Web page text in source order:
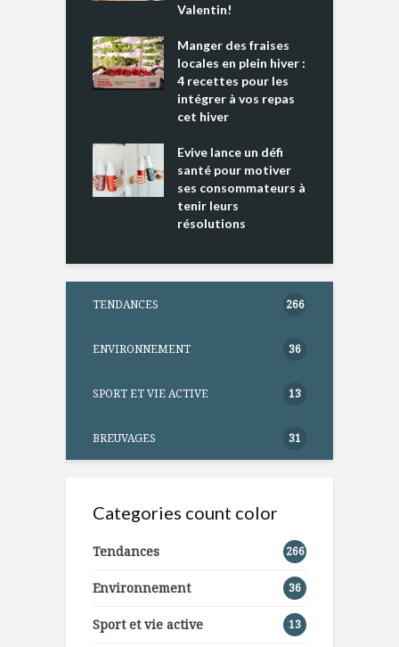
Valentin!
Manger des fraises
locales en plein hiver :
4 recettes pour les
intégrer à vos repas
cet hiver
Evive lance un défi
santé pour motiver
ses consommateurs à
tenir leurs
résolutions
TENDANCES 266
ENVIRONNEMENT 36
SPORT ET VIE ACTIVE 13
BREUVAGES 31
Categories count color
Tendances 266
Environnement 36
Sport et vie active 13